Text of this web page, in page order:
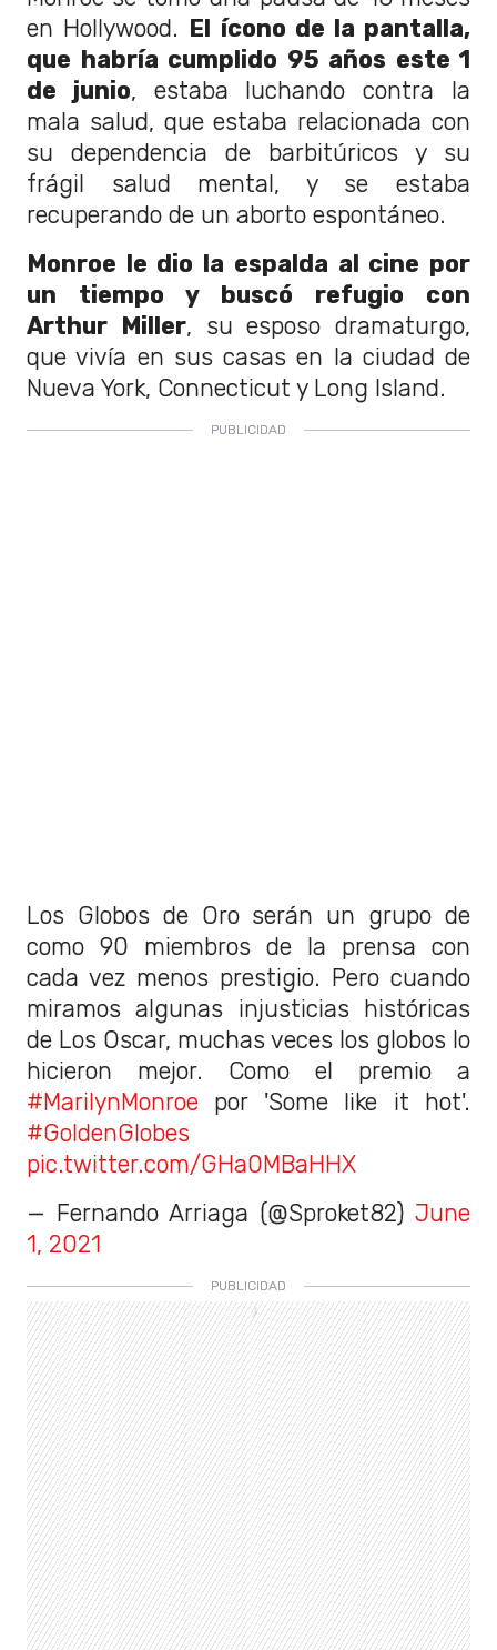
en Hollywood. El ícono de la pantalla,
que habría cumplido 95 años este 1
de junio, estaba luchando contra la
mala salud, que estaba relacionada con
su dependencia de barbitúricos y su
frágil salud mental, y se estaba
recuperando de un aborto espontáneo.
Monroe le dio la espalda al cine por
un tiempo y buscó refugio con
Arthur Miller, su esposo dramaturgo,
que vivía en sus casas en la ciudad de
Nueva York, Connecticut y Long Island.
Los Globos de Oro serán un grupo de
como 90 miembros de la prensa con
cada vez menos prestigio. Pero cuando
miramos algunas injusticias históricas
de Los Oscar, muchas veces los globos lo
hicieron mejor. Como el premio a
#MarilynMonroe por 'Some like it hot'.
#GoldenGlobes
pic.twitter.com/GHa0MBaHHX
— Fernando Arriaga (@Sproket82) June
1, 2021